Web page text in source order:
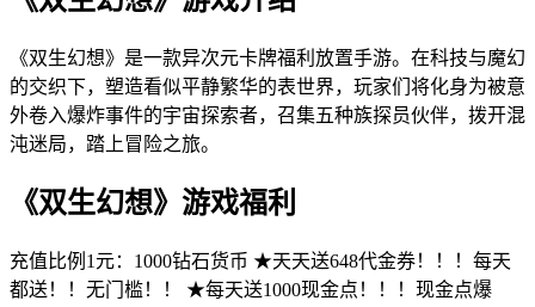
《双生幻想》是一款异次元卡牌福利放置手游。在科技与魔幻
的交织下，塑造看似平静繁华的表世界，玩家们将化身为被意
外卷入爆炸事件的宇宙探索者，召集五种族探员伙伴，拨开混
沌迷局，踏上冒险之旅。
《双生幻想》游戏福利
充值比例1元：1000钻石货币 ★天天送648代金券！！！每天
都送！！无门槛！！ ★每天送1000现金点！！！现金点爆